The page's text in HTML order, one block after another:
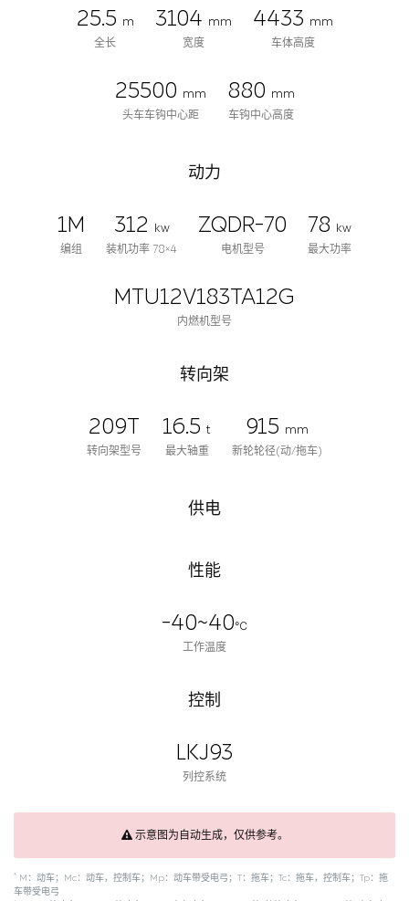
25.5 m
全长
3104 mm
宽度
4433 mm
车体高度
25500 mm
头车车钩中心距
880 mm
车钩中心高度
动力
1M
编组
312
kw
装机功率 78×4
ZQDR-70
电机型号
78 kw
最大功率
MTU12V183TA12G
内燃机型号
转向架
209T
转向架型号
16.5 t
最大轴重
915 mm
新轮轮径(动/拖车)
供电
性能
-40~40℃
工作温度
控制
LKJ93
列控系统
示意图为自动生成，仅供参考。
* M：动车；Mc：动车，控制车；Mp：动车带受电弓；T：拖车；Tc：拖车，控制车；Tp：拖
车带受电弓